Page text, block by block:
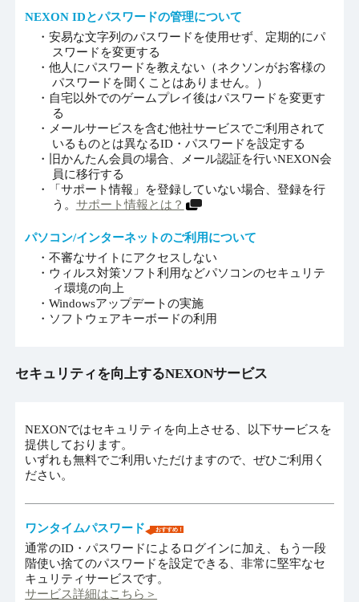
NEXON IDとパスワードの管理について
・安易な文字列のパスワードを使用せず、定期的にパ
スワードを変更する
・他人にパスワードを教えない（ネクソンがお客様の
パスワードを聞くことはありません。）
・自宅以外でのゲームプレイ後はパスワードを変更す
る
・メールサービスを含む他社サービスでご利用されて
いるものとは異なるID・パスワードを設定する
・旧かんたん会員の場合、メール認証を行いNEXON会
員に移行する
・「サポート情報」を登録していない場合、登録を行
う。 サポート情報とは？
パソコン/インターネットのご利用について
・不審なサイトにアクセスしない
・ウィルス対策ソフト利用などパソコンのセキュリテ
ィ環境の向上
・Windowsアップデートの実施
・ソフトウェアキーボードの利用
セキュリティを向上するNEXONサービス
NEXONではセキュリティを向上させる、以下サービスを
提供しております。
いずれも無料でご利用いただけますので、ぜひご利用く
ださい。
ワンタイムパスワード おすすめ！
通常のID・パスワードによるログインに加え、もう一段
階使い捨てのパスワードを設定できる、非常に堅牢なセ
キュリティサービスです。
サービス詳細はこちら＞